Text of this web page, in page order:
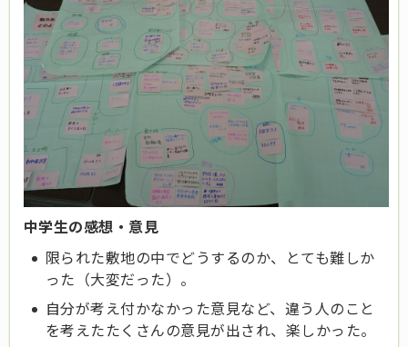
中学生の感想・意見
限られた敷地の中でどうするのか、とても難しか
った（大変だった）。
自分が考え付かなかった意見など、違う人のこと
を考えたたくさんの意見が出され、楽しかった。